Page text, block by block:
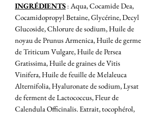
INGRÉDIENTS : Aqua, Cocamide Dea,
Cocamidopropyl Betaine, Glycérine, Decyl
Glucoside, Chlorure de sodium, Huile de
noyau de Prunus Armenica, Huile de germe
de Triticum Vulgare, Huile de Persea
Gratissima, Huile de graines de Vitis
Vinifera, Huile de feuille de Melaleuca
Alternifolia, Hyaluronate de sodium, Lysat
de ferment de Lactococcus, Fleur de
Calendula Officinalis. Extrait, tocophérol,